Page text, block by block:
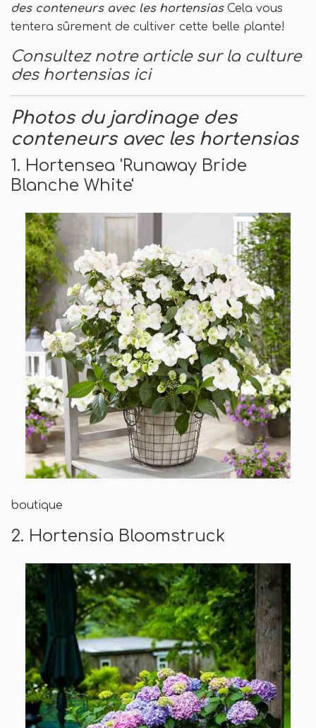
des conteneurs avec les hortensias Cela vous
tentera sûrement de cultiver cette belle plante!
Consultez notre article sur la culture
des hortensias ici
Photos du jardinage des
conteneurs avec les hortensias
1. Hortensea 'Runaway Bride
Blanche White'
boutique
2. Hortensia Bloomstruck